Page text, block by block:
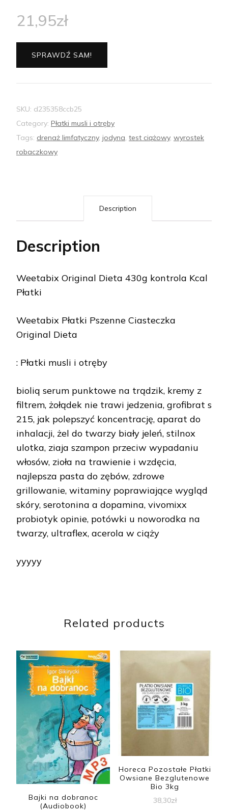
21,95zł
SPRAWDŹ SAM!
SKU: d235358ccb25
Category: Płatki musli i otręby
Tags: drenaż limfatyczny, jodyna, test ciążowy, wyrostek
robaczkowy
Description
Description
Weetabix Original Dieta 430g kontrola Kcal
Płatki
Weetabix Płatki Pszenne Ciasteczka
Original Dieta
: Płatki musli i otręby
bioliq serum punktowe na trądzik, kremy z
filtrem, żołądek nie trawi jedzenia, grofibrat s
215, jak polepszyć koncentrację, aparat do
inhalacji, żel do twarzy biały jeleń, stilnox
ulotka, ziaja szampon przeciw wypadaniu
włosów, zioła na trawienie i wzdęcia,
najlepsza pasta do zębów, zdrowe
grillowanie, witaminy poprawiające wygląd
skóry, serotonina a dopamina, vivomixx
probiotyk opinie, potówki u noworodka na
twarzy, ultraflex, acerola w ciąży
yyyyy
Related products
Bajki na dobranoc
(Audiobook)
Horeca Pozostałe Płatki
Owsiane Bezglutenowe
Bio 3kg
38,30zł